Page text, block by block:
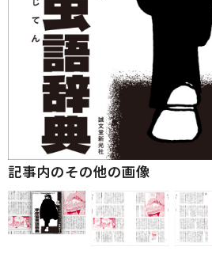
記事内のその他の画像